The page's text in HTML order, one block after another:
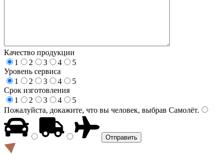
Качество продукции
1
2 3 4
5
Уровень сервиса
1
2 3 4
5
Срок изготовления
1
2 3 4
5
Пожалуйста, докажите, что вы человек, выбрав Самолёт.